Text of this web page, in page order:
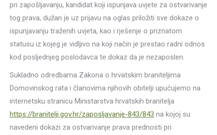
pri zapošljavanju, kandidat koji ispunjava uvjete za ostvarivanje
tog prava, dužan je uz prijavu na oglas priložiti sve dokaze o
ispunjavanju traženih uvjeta, kao i rješenje o priznatom
statusu iz kojeg je vidljivo na koji način je prestao radni odnos
kod posljednjeg poslodavca te dokaz da je nezaposlen.
Sukladno odredbama Zakona o hrvatskim braniteljima
Domovinskog rata i članovima njihovih obitelji upućujemo na
internetsku stranicu Ministarstva hrvatskih branitelja
https://branitelji.gov.hr/zaposljavanje-843/843 na kojoj su
navedeni dokazi za ostvarivanje prava prednosti pri